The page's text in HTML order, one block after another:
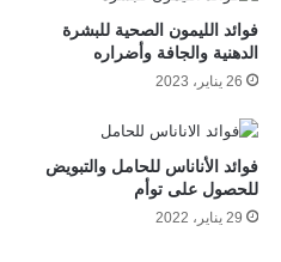
فوائد الليمون الصحية للبشرة
الدهنية والجافة وأضراره
26 يناير، 2023
فوائد الأناناس للحامل والتبويض
للحصول على توأم
29 يناير، 2022